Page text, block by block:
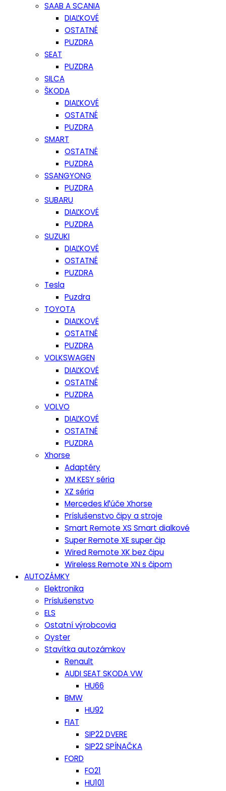
SAAB A SCANIA
DIAĽKOVÉ
OSTATNÉ
PUZDRA
SEAT
PUZDRA
SILCA
ŠKODA
DIAĽKOVÉ
OSTATNÉ
PUZDRA
SMART
OSTATNÉ
PUZDRA
SSANGYONG
PUZDRA
SUBARU
DIAĽKOVÉ
PUZDRA
SUZUKI
DIAĽKOVÉ
OSTATNÉ
PUZDRA
Tesla
Puzdra
TOYOTA
DIAĽKOVÉ
OSTATNÉ
PUZDRA
VOLKSWAGEN
DIAĽKOVÉ
OSTATNÉ
PUZDRA
VOLVO
DIAĽKOVÉ
OSTATNÉ
PUZDRA
Xhorse
Adaptéry
XM KESY séria
XZ séria
Mercedes kľúče Xhorse
Príslušenstvo čipy a stroje
Smart Remote XS Smart dialkové
Super Remote XE super čip
Wired Remote XK bez čipu
Wireless Remote XN s čipom
AUTOZÁMKY
Elektronika
Príslušenstvo
ELS
Ostatní výrobcovia
Oyster
Stavítka autozámkov
Renault
AUDI SEAT SKODA VW
HU66
BMW
HU92
FIAT
SIP22 DVERE
SIP22 SPÍNAČKA
FORD
FO21
HU101